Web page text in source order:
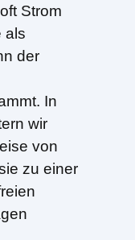
Strom
als
der
In
wir
von
zu einer